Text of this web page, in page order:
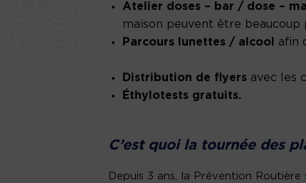
Atelier doses – bar / dose –
maison peuvent être beaucoup
Parcours lunettes / alcool afin
Distribution de flyers avec les
Éthylotests gratuits.
C’est quoi la tournée des
Depuis 3 ans, la Prévention